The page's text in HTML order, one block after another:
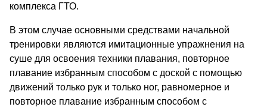
комплекса ГТО.
В этом случае основными средствами начальной
тренировки являются имитационные упражнения на
суше для освоения техники плавания, повторное
плавание избранным способом с доской с помощью
движений только рук и только ног, равномерное и
повторное плавание избранным способом с